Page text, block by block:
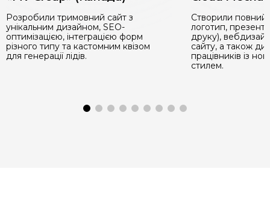
Розробили тримовний сайт з
унікальним дизайном, SEO-
оптимізацією, інтеграцією форм
різного типу та кастомним квізом
для генерації лідів.
Створили повний
логотип,
друку), вебдизайн
сайту, а також
працівників із
стилем.